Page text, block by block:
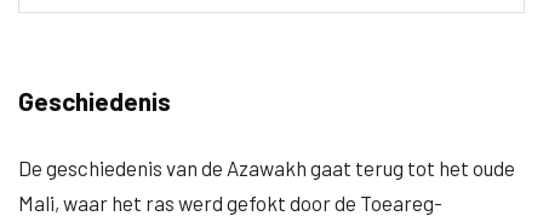
Geschiedenis
De geschiedenis van de Azawakh gaat terug tot het oude
Mali, waar het ras werd gefokt door de Toeareg-